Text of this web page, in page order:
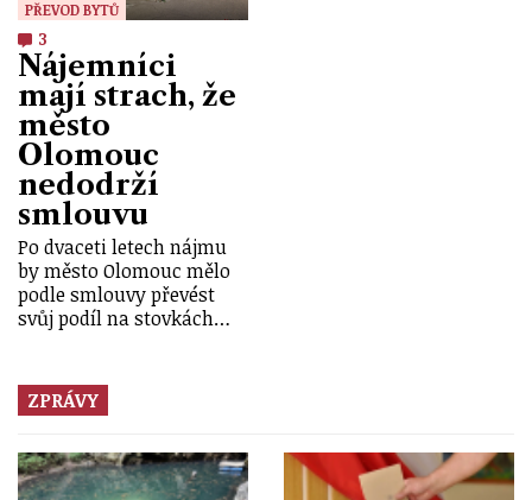
PŘEVOD BYTŮ
3
Nájemníci
mají strach, že
město
Olomouc
nedodrží
smlouvu
Po dvaceti letech nájmu
by město Olomouc mělo
podle smlouvy převést
svůj podíl na stovkách…
ZPRÁVY